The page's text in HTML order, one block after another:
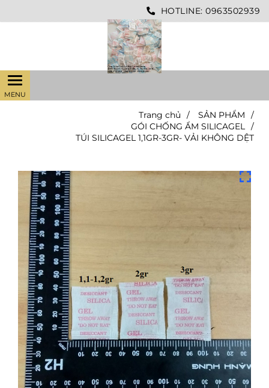
HOTLINE: 0963502939
Trang chủ / SẢN PHẨM
/
GÓI CHỐNG ẨM SILICAGEL /
TÚI SILICAGEL 1,1GR-3GR- VẢI KHÔNG DỆT